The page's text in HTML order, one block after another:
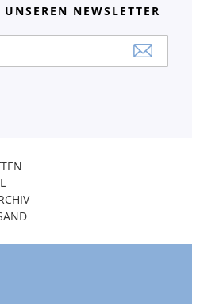
NEWSLETTER